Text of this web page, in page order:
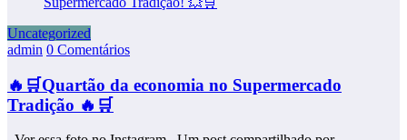
Uncategorized
admin 0 Comentários
🔥🛒Quartão da economia no Supermercado
Tradição 🔥🛒